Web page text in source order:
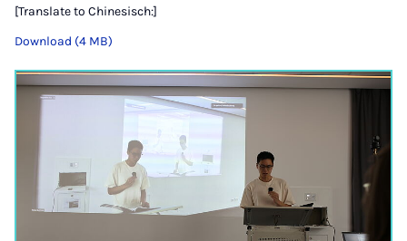
[Translate to Chinesisch:]
Download (4 MB)